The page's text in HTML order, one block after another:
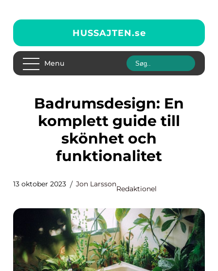
HUSSAJTEN.se
Menu
Badrumsdesign: En
komplett guide till
skönhet och
funktionalitet
13 oktober 2023 Jon Larsson
Redaktionel